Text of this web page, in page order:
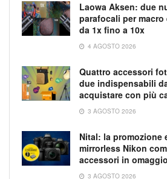
Laowa Aksen: due
parafocali per
da 1x fino a 10x
4 AGOSTO 2026
Quattro accessori
due indispensabili
acquistare con più
3 AGOSTO 2026
Nital: la promozione
mirrorless Nikon
accessori in omaggio
3 AGOSTO 2026